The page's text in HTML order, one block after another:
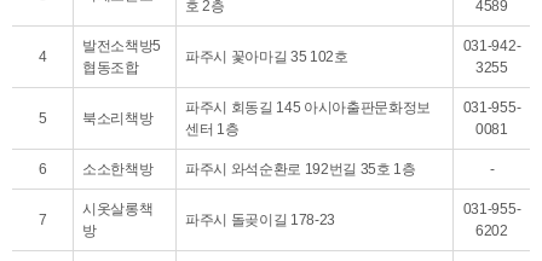
호 2층
4589
4
발전소책방5
협동조합
파주시 꽃아마길 35 102호
031-942-
3255
5 북소리책방
파주시 회동길 145 아시아출판문화정보
센터 1층
031-955-
0081
6 소소한책방 파주시 와석순환로 192번길 35호 1층 -
7
시옷살롱책
방
파주시 돌곶이길 178-23
031-955-
6202